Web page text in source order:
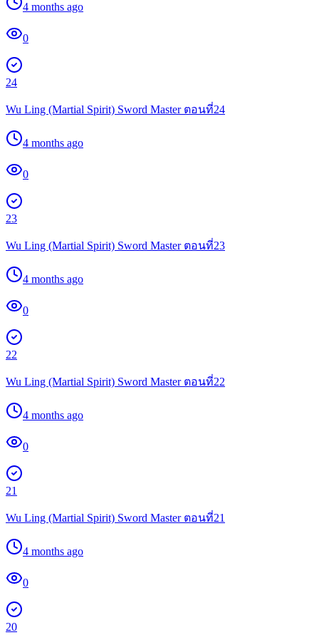
4 months ago
0
24
Wu Ling (Martial Spirit) Sword Master ตอนที่24
4 months ago
0
23
Wu Ling (Martial Spirit) Sword Master ตอนที่23
4 months ago
0
22
Wu Ling (Martial Spirit) Sword Master ตอนที่22
4 months ago
0
21
Wu Ling (Martial Spirit) Sword Master ตอนที่21
4 months ago
0
20